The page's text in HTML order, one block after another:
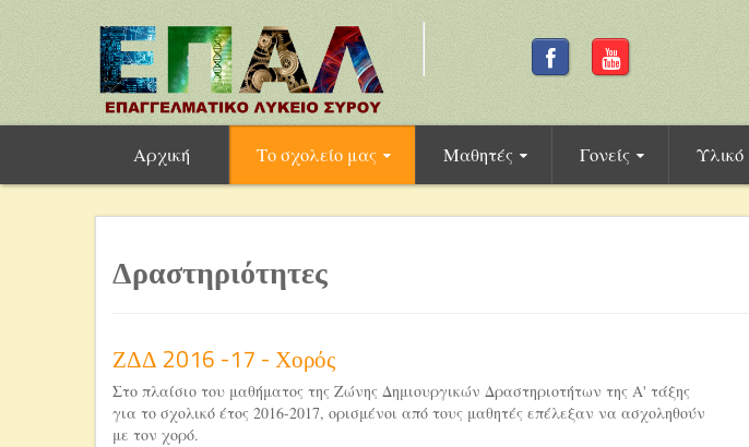
Αρχική Το σχολείο μας Μαθητές Γονείς Υλικό
Δραστηριότητες
ΖΔΔ 2016 -17 - Χορός
Στο πλαίσιο του μαθήματος της Ζώνης Δημιουργικών Δραστηριοτήτων της Α' τάξης
για το σχολικό έτος 2016-2017, ορισμένοι από τους μαθητές επέλεξαν να ασχοληθούν
με τον χορό.